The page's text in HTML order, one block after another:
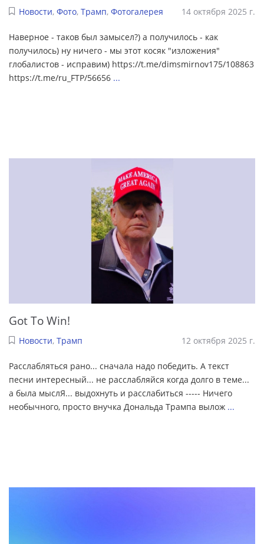
Новости, Фото, Трамп, Фотогалерея 14 октября 2025 г.
Наверное - таков был замысел?) а получилось - как
получилось) ну ничего - мы этот косяк "изложения"
глобалистов - исправим) https://t.me/dimsmirnov175/108863
https://t.me/ru_FTP/56656 ...
Got To Win!
Новости, Трамп 12 октября 2025 г.
Расслабляться рано... сначала надо победить. А текст
песни интересный... не расслабляйся когда долго в теме...
а была мыслЯ... выдохнуть и расслабиться ----- Ничего
необычного, просто внучка Дональда Трампа вылож ...